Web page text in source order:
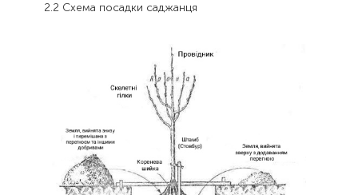
2.2 Схема посадки саджанця